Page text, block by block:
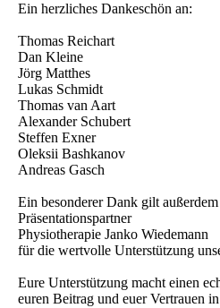
Ein herzliches Dankeschön an:
Thomas Reichart
Dan Kleine
Jörg Matthes
Lukas Schmidt
Thomas van Aart
Alexander Schubert
Steffen Exner
Oleksii Bashkanov
Andreas Gasch
Ein besonderer Dank gilt
Präsentationspartner
Physiotherapie Janko Wiedemann
für die wertvolle Unterstützung
Eure Unterstützung macht einen
euren Beitrag und euer Vertrauen